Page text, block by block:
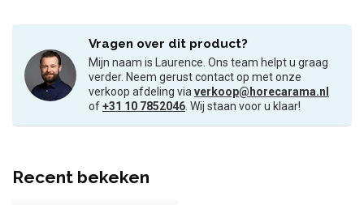
Vragen over dit product?
Mijn naam is Laurence. Ons team helpt u graag
verder. Neem gerust contact op met onze
verkoop afdeling viaverkoop@horecarama.nl
of+31 10 7852046. Wij staan voor u klaar!
Recent bekeken